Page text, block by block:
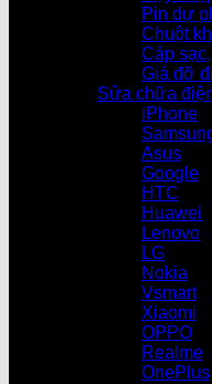
Pin dự
Chuột
Cáp
Giá đỡ
Sửa chữa
iPhone
Asus
Google
HTC
Huawei
Lenovo
LG
Nokia
Vsmart
Xiaomi
OPPO
Realme
OnePlus